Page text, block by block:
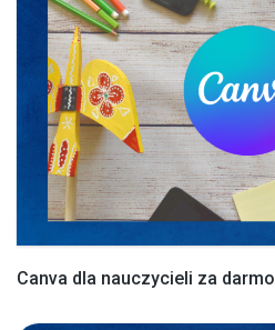
Canva dla nauczycieli za darmo